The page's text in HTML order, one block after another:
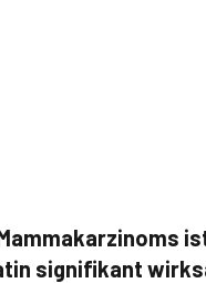
signifikant